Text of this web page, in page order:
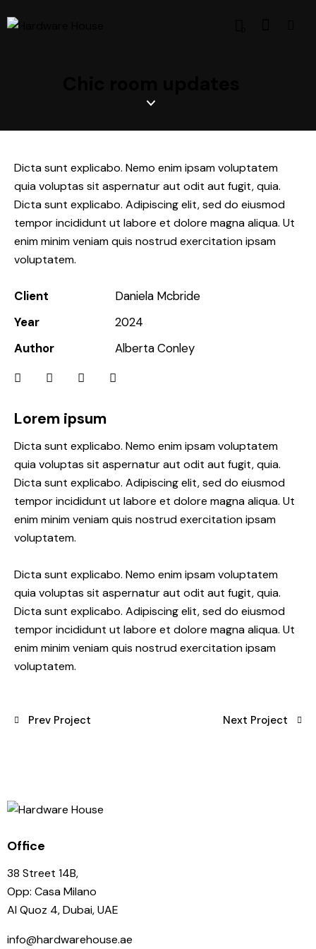
Dicta sunt explicabo. Nemo enim ipsam voluptatem
quia voluptas sit aspernatur aut odit aut fugit, quia.
Dicta sunt explicabo. Adipiscing elit, sed do eiusmod
tempor incididunt ut labore et dolore magna aliqua. Ut
enim minim veniam quis nostrud exercitation ipsam
voluptatem.
Client
Daniela Mcbride
Year
2024
Author
Alberta Conley
Lorem ipsum
Dicta sunt explicabo. Nemo enim ipsam voluptatem
quia voluptas sit aspernatur aut odit aut fugit, quia.
Dicta sunt explicabo. Adipiscing elit, sed do eiusmod
tempor incididunt ut labore et dolore magna aliqua. Ut
enim minim veniam quis nostrud exercitation ipsam
voluptatem.
Dicta sunt explicabo. Nemo enim ipsam voluptatem
quia voluptas sit aspernatur aut odit aut fugit, quia.
Dicta sunt explicabo. Adipiscing elit, sed do eiusmod
tempor incididunt ut labore et dolore magna aliqua. Ut
enim minim veniam quis nostrud exercitation ipsam
voluptatem.
Prev Project Next Project
Office
38 Street 14B,
Opp: Casa Milano
Al Quoz 4, Dubai, UAE
info@hardwarehouse.ae